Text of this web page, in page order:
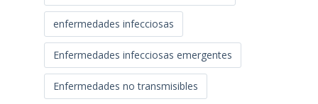
enfermedades infecciosas
Enfermedades infecciosas emergentes
Enfermedades no transmisibles